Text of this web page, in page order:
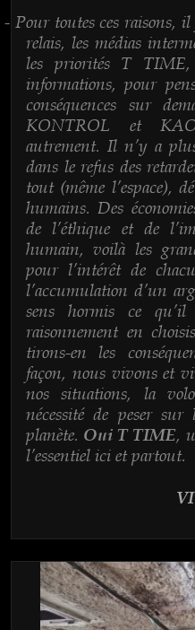
- Pour toutes ces raisons,
relais, les médias
les priorités T
informations, pour
conséquences sur
KONTROL et
autrement. Il n’y a
dans le refus des
tout (même l’espace),
humains. Des
de l’éthique et de
humain, voilà les
pour l’intérêt de
l’accumulation d’un
sens hormis ce
raisonnement en
tirons-en les
façon, nous vivons et
nos situations, la
nécessité de peser
planète. Oui T TIME,
l’essentiel ici et partout.